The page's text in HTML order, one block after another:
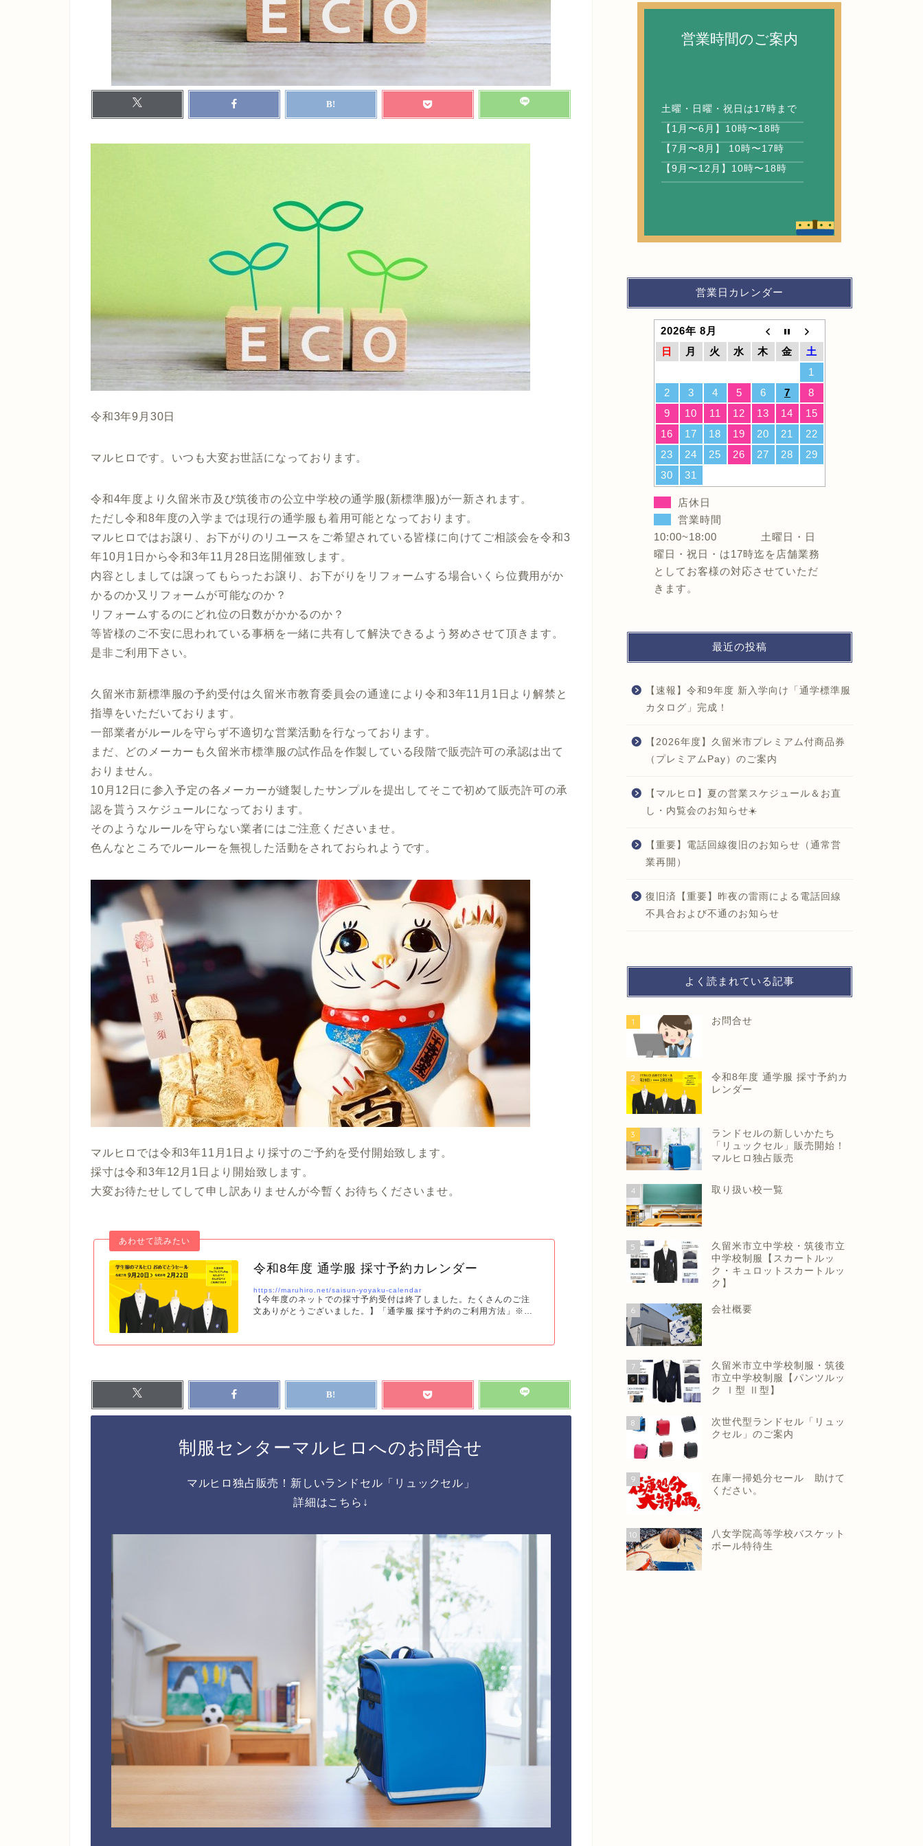
令和3年9月30日
マルヒロです。いつも大変お世話になっております。
令和4年度より久留米市及び筑後市の公立中学校の通学服(新標準服)が一新されます。
ただし令和8年度の入学までは現行の通学服も着用可能となっております。
マルヒロではお譲り、お下がりのリユースをご希望されている皆様に向けてご相談会を令和3
年10月1日から令和3年11月28日迄開催致します。
内容としましては譲ってもらったお譲り、お下がりをリフォームする場合いくら位費用がか
かるのか又リフォームが可能なのか？
リフォームするのにどれ位の日数がかかるのか？
等皆様のご不安に思われている事柄を一緒に共有して解決できるよう努めさせて頂きます。
是非ご利用下さい。
久留米市新標準服の予約受付は久留米市教育委員会の通達により令和3年11月1日より解禁と
指導をいただいております。
一部業者がルールを守らず不適切な営業活動を行なっております。
まだ、どのメーカーも久留米市標準服の試作品を作製している段階で販売許可の承認は出て
おりません。
10月12日に参入予定の各メーカーが縫製したサンプルを提出してそこで初めて販売許可の承
認を貰うスケジュールになっております。
そのようなルールを守らない業者にはご注意くださいませ。
色んなところでルールーを無視した活動をされておられようです。
マルヒロでは令和3年11月1日より採寸のご予約を受付開始致します。
採寸は令和3年12月1日より開始致します。
大変お待たせしてして申し訳ありませんが今暫くお待ちくださいませ。
令和8年度 通学服 採寸予約カレンダー
https://maruhiro.net/saisun-yoyaku-calendar
【今年度のネットでの採寸予約受付は終了しました。たくさんのご注
文ありがとうございました。】「通学服 採寸予約のご利用方法」※下
下さい。 マルヒロ花畑本店（採寸予約日程：2025年9月20日から202
しております。 以下の手順どおりに進めるだけでネット予約ができ
制服センターマルヒロへのお問合せ
マルヒロ独占販売！新しいランドセル「リュックセル」
詳細はこちら↓
営業時間のご案内
土曜・日曜・祝日は17時まで
【1月〜6月】10時〜18時
【7月〜8月】 10時〜17時
【9月〜12月】10時〜18時
営業日カレンダー
2026年 8月
日
月 火 水 木 金
土
1
2
3 4 5 6 7
8
9
10 11 12 13 14
15
16
17 18 19 20 21
22
23
24 25 26 27 28
29
30
31
店休日
営業時間
10:00~18:00 土曜日・日
曜日・祝日・は17時迄を店舗業務
としてお客様の対応させていただ
きます。
最近の投稿
【速報】令和9年度 新入学向け「通学標準服
カタログ」完成！
【2026年度】久留米市プレミアム付商品券
（プレミアムPay）のご案内
【マルヒロ】夏の営業スケジュール＆お直
し・内覧会のお知らせ☀️
【重要】電話回線復旧のお知らせ（通常営
業再開）
復旧済【重要】昨夜の雷雨による電話回線
不具合および不通のお知らせ
よく読まれている記事
1 お問合せ
2
令和8年度 通学服 採寸予約カ
レンダー
3
ランドセルの新しいかたち
「リュックセル」販売開始！
マルヒロ独占販売
4 取り扱い校一覧
5
久留米市立中学校・筑後市立
中学校制服【スカートルッ
ク・キュロットスカートルッ
ク】
6 会社概要
7
久留米市立中学校制服・筑後
市立中学校制服【パンツルッ
ク Ⅰ型 Ⅱ型】
8
次世代型ランドセル「リュッ
クセル」のご案内
9
在庫一掃処分セール 助けて
ください。
10
八女学院高等学校バスケット
ボール特待生